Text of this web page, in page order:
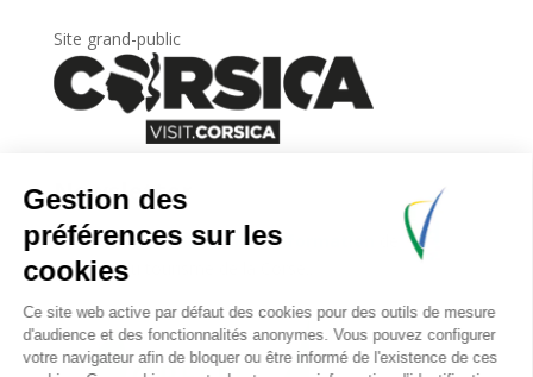
Site grand-public
Newsletter
Inscrivez-vous àla lettre d’information
l’Agence du tourisme de la Corse.